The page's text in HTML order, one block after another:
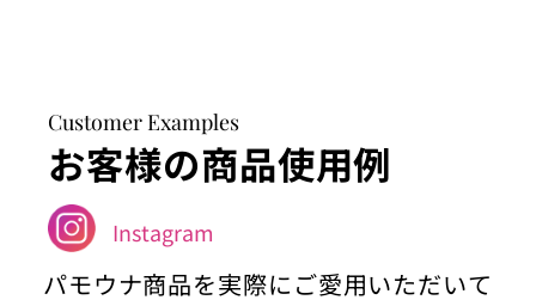
Customer Examples
お客様の商品使用例
Instagram
パモウナ商品を実際にご愛用いただいて